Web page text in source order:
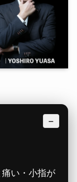
−
い・小指が